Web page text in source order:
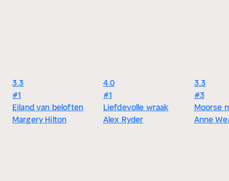
3.3
#1
Eiland van beloften
Margery Hilton
4.0
#1
Liefdevolle wraak
Alex Ryder
3.3
#3
Moorse
Anne